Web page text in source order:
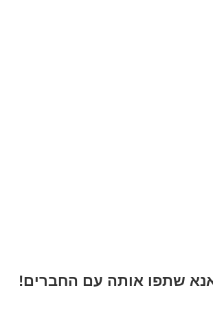
שתפו אותה עם החברים!